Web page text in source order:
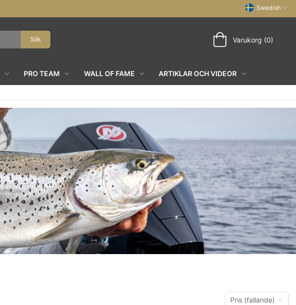
Swedish
Sök Varukorg (0)
PRO TEAM WALL OF FAME ARTIKLAR OCH VIDEOR
Pris (fallande)